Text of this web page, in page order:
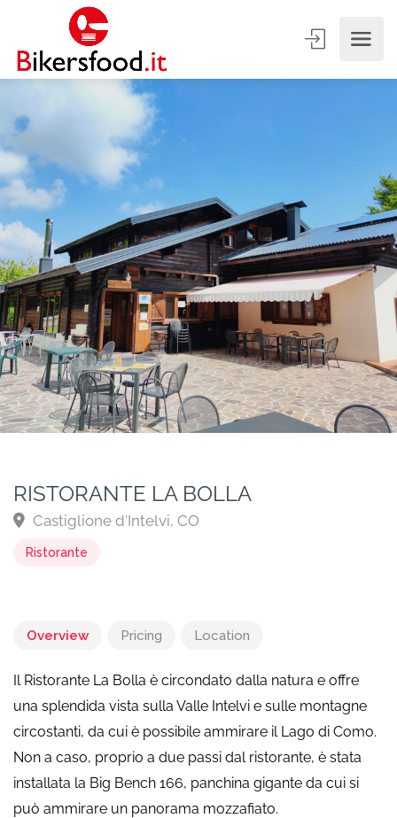
RISTORANTE LA BOLLA
Castiglione d'Intelvi, CO
Ristorante
Overview Pricing Location
Il Ristorante La Bolla è circondato dalla natura e offre
una splendida vista sulla Valle Intelvi e sulle montagne
circostanti, da cui è possibile ammirare il Lago di Como.
Non a caso, proprio a due passi dal ristorante, è stata
installata la Big Bench 166, panchina gigante da cui si
può ammirare un panorama mozzafiato.